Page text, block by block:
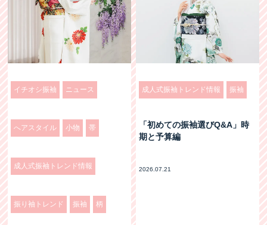
イチオシ振袖 ニュース
へアスタイル 小物 帯
成人式振袖トレンド情報
振り袖トレンド 振袖 柄
成人式振袖トレンド情報 振袖
「初めての振袖選びQ&A」時
期と予算編
2026.07.21